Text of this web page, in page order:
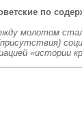
по
молотом
«истории